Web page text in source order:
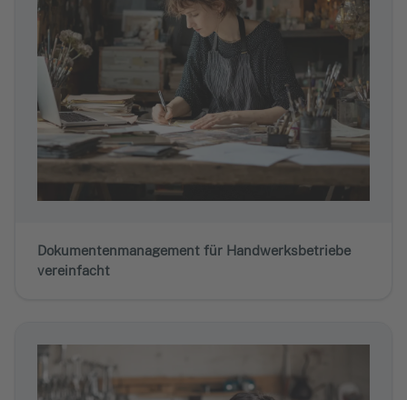
Dokumentenmanagement für Handwerksbetriebe
vereinfacht